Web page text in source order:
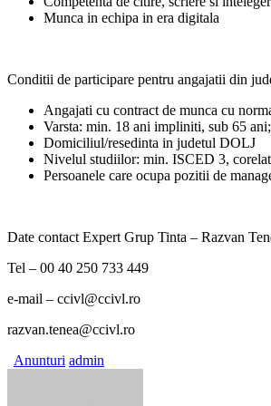
Munca in echipa in era digitala
Conditii de participare pentru angajatii din
Angajati cu contract de munca cu
Varsta: min. 18 ani impliniti, sub 65 ani;
Domiciliul/resedinta in judetul DOLJ
Nivelul studiilor: min. ISCED 3,
Persoanele care ocupa pozitii de
Date contact Expert Grup Tinta – Razvan
Tel – 00 40 250 733 449
e-mail – ccivl@ccivl.ro
razvan.tenea@ccivl.ro
Anunturi admin